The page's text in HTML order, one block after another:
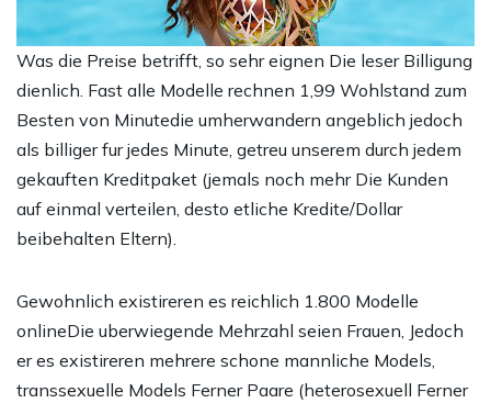
Was die Preise betrifft, so sehr eignen Die leser Billigung
dienlich. Fast alle Modelle rechnen 1,99 Wohlstand zum
Besten von Minutedie umherwandern angeblich jedoch
als billiger fur jedes Minute, getreu unserem durch jedem
gekauften Kreditpaket (jemals noch mehr Die Kunden
auf einmal verteilen, desto etliche Kredite/Dollar
beibehalten Eltern).
Gewohnlich existireren es reichlich 1.800 Modelle
onlineDie uberwiegende Mehrzahl seien Frauen, Jedoch
er es existireren mehrere schone mannliche Models,
transsexuelle Models Ferner Paare (heterosexuell Ferner